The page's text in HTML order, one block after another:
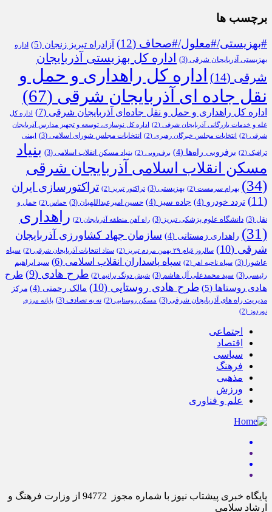
برچسب ها
#بهزیستی/#معلول/#صحاف (12) آزادراه تبریز زنجان (5)
اداره
بهزیستی آذربایجان شرقی (3)
اداره کل بهزیستی آذربایجان
شرقی (14)
اداره کل راهداری و حمل و
نقل جاده ای آذربایجان شرقی (67)
اداره کل راهداری و حمل و نقل جاده‌ای آذربایجان شرقی (7)
اداره کل
غله و خدمات بازرگانی آذربایجان شرقی (2)
اداره کل نوسازی، توسعه و تجهیز مدارس آذربایجان
شرقی (2) انتخابات مجلس خبرگان رهبری (2) انتخابات مجلس شورای اسلامی (3) ایمنی
ترافیک (2) برفروبی راه‌ها (4) برف‌روبی (2) بنیاد مسکن انقلاب اسلامی (3)
بنیاد
مسکن انقلاب اسلامی آذربایجان شرقی
(34)
بهرام سرمست (2) بهزیستی (3) تراکتور تبریز (2)
تراکتورسازی ایران
(11)
تردد خودرو (4) جاده سبز (4) حسین امیرعبداللهیان (3) حماس (2)
حمل و
نقل (3) دانشگاه علوم پزشکی تبریز (3) راه آهن منطقه آذربایجان (2)
راهداری
(31)
راهداری زمستانی (4)
سازمان جهاد کشاورزی آذربایجان
شرقی (10) سالروز قیام ۲۹ بهمن مردم تبریز (2) ستاد انتخابات آذربایجان شرقی (2)
سپاه
عاشورا (3) سپاه ناحیه اهر (2) سپاه پاسداران انقلاب اسلامی (6)
سید ابراهیم
رئیسی (3) سید محمدعلی آل هاشم (3) شیش دونگ برانیم (2) طرح هادی (9)
طرح
هادی روستاها (5) طرح هادی روستایی (10) مالک رحمتی (4)
مرکز
مدیریت راه های آذربایجان شرقی (3) مسکن روستایی (2) نه به تصادف (3)
پایانه مرزی
نوردوز (2)
اجتماعی
اقتصاد
سیاسی
فرهنگ
مذهبی
ورزش
علم و فناوری
پایگاه خبری پیشتاب نیوز با شماره مجوز 94772 از وزارت فرهنگ و
ارشاد سلامی